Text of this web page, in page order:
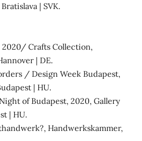
| SVK.
Crafts Collection,
| DE.
/ Design Week Budapest,
| HU.
of Budapest, 2020, Gallery
| HU.
Handwerkskammer,